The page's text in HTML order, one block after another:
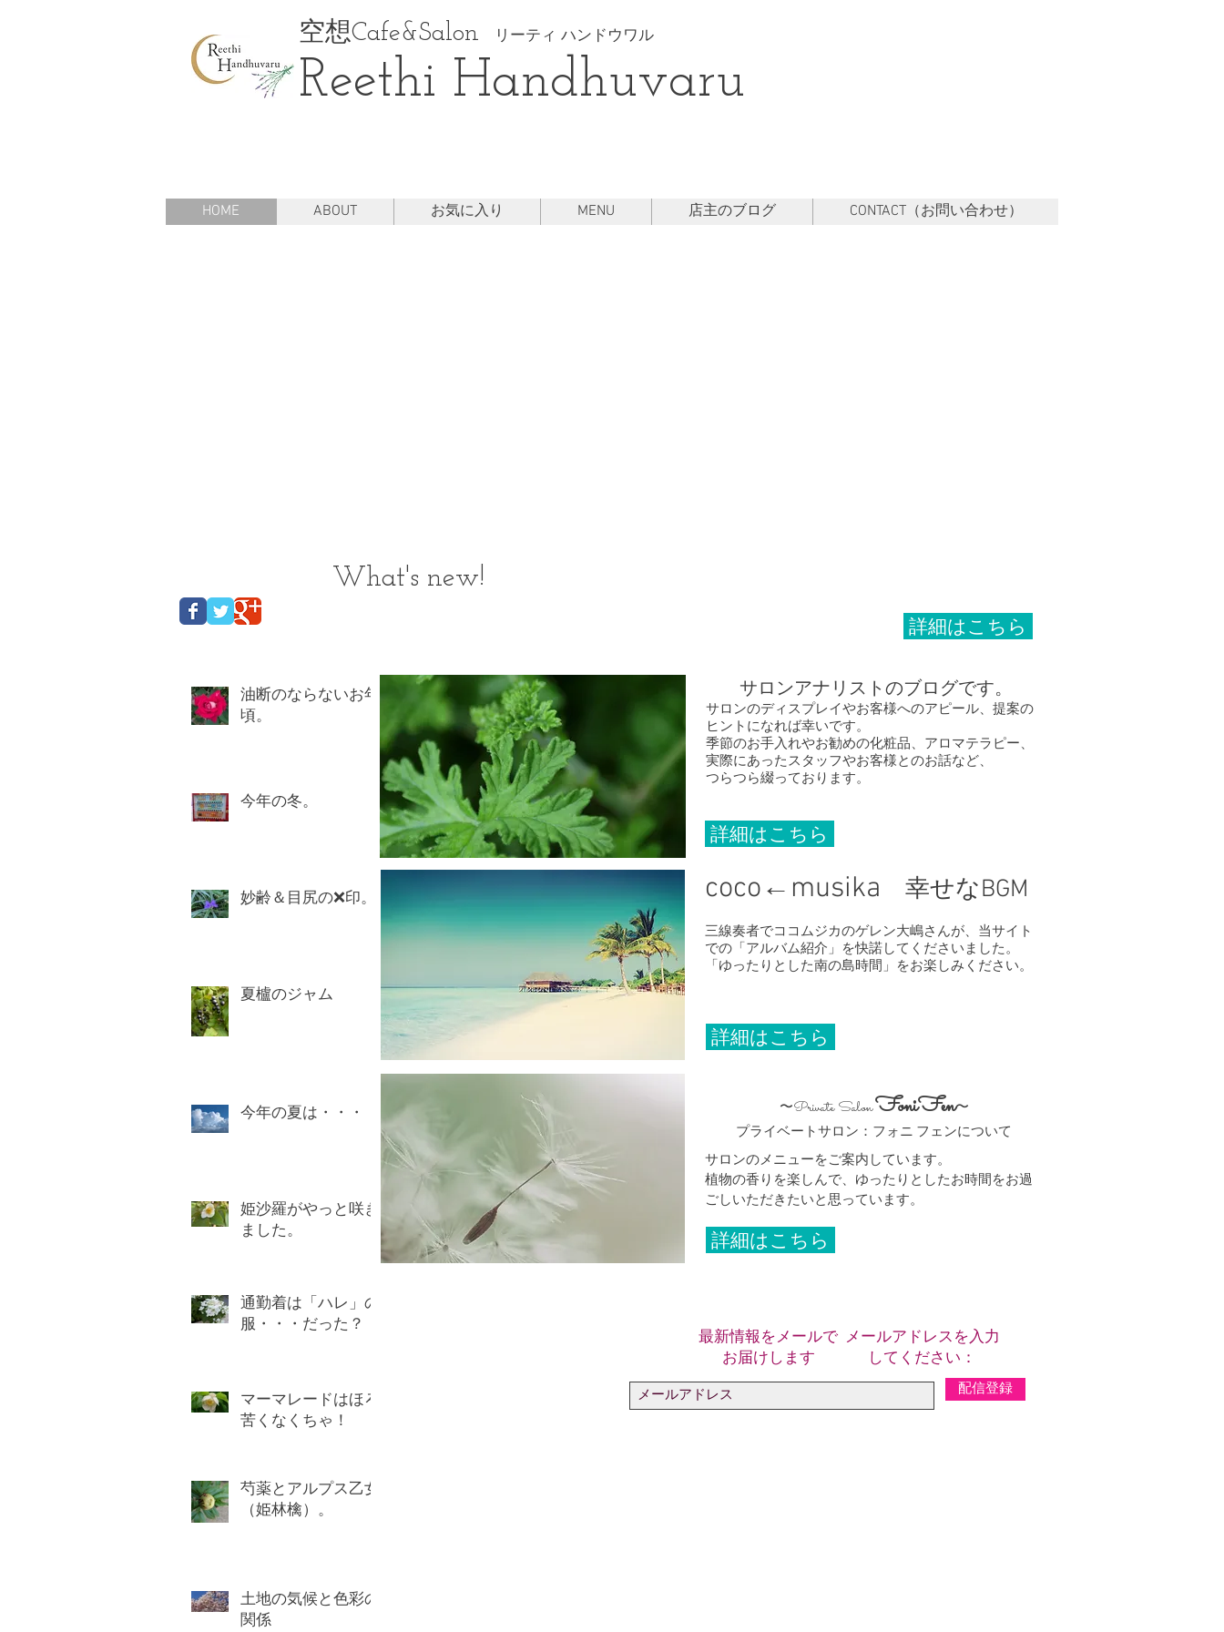
空想Cafe&Salon リーティ ハンドウワル
Reethi Handhuvaru
HOME ABOUT お気に入り MENU 店主のブログ CONTACT（お問い合わせ）
​What's new!
詳細はこちら
油断のならないお年
頃。
今年の冬。
妙齢＆目尻の❌印。
夏櫨のジャム
今年の夏は・・・
姫沙羅がやっと咲き
ました。
通勤着は「ハレ」の
服・・・だった？
マーマレードはほろ
苦くなくちゃ！
芍薬とアルプス乙女
（姫林檎）。
土地の気候と色彩の
関係
サロンアナリストのブログです。
サロンのディスプレイやお客様へのアピール、提案の
ヒントになれば幸いです。
季節のお手入れやお勧めの化粧品、アロマテラピー、
実際にあったスタッフやお客様とのお話など、
つらつら綴っております。
詳細はこちら
coco←musika 幸せなBGM
三線奏者でココムジカのゲレン大嶋さんが、当サイト
での「アルバム紹介」を快諾してくださいました。
​「ゆったりとした南の島時間」をお楽しみください。
詳細はこちら
〜Private SalonFoniFen〜
プライベートサロン：フォニ フェンについて
​サロンのメニューをご案内しています。
植物の香りを楽しんで、ゆったりとしたお時間をお過
ごしいただきたいと思っています。
詳細はこちら
最新情報をメールで
お届けします
メールアドレスを入力
してください：
配信登録